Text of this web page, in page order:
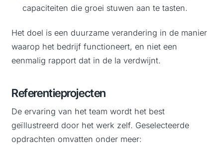
capaciteiten die groei stuwen aan te tasten.
Het doel is een duurzame verandering in de manier
waarop het bedrijf functioneert, en niet een
eenmalig rapport dat in de la verdwijnt.
Referentieprojecten
De ervaring van het team wordt het best
geïllustreerd door het werk zelf. Geselecteerde
opdrachten omvatten onder meer: